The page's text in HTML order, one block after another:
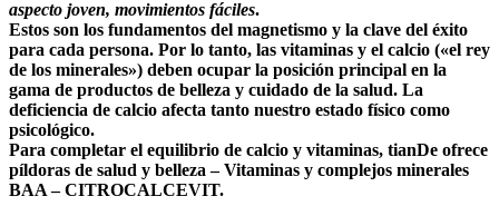
aspecto joven, movimientos fáciles.
Estos son los fundamentos del magnetismo y la clave del éxito
para cada persona. Por lo tanto, las vitaminas y el calcio («el rey
de los minerales») deben ocupar la posición principal en la
gama de productos de belleza y cuidado de la salud. La
deficiencia de calcio afecta tanto nuestro estado físico como
psicológico.
Para completar el equilibrio de calcio y vitaminas, tianDe ofrece
píldoras de salud y belleza – Vitaminas y complejos minerales
BAA – CITROCALCEVIT.